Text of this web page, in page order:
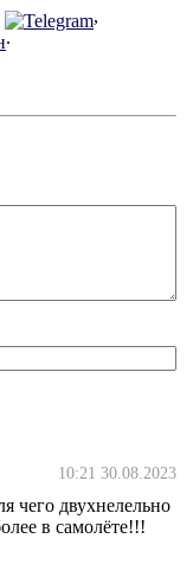
,
.
10:21 30.08.2023
чего двухнелельно
в самолёте!!!